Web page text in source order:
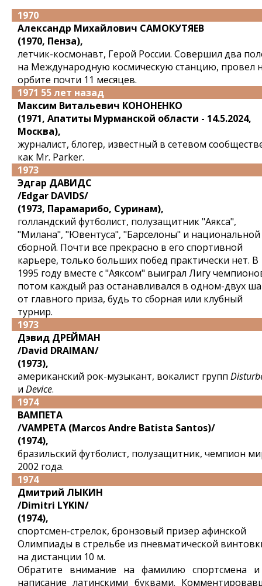
1970
Александр Михайлович САМОКУТЯЕВ
(1970, Пенза),
летчик-космонавт, Герой России. Совершил два
на Международную космическую станцию, провел
орбите почти 11 месяцев.
1971 55 лет назад
Максим Витальевич КОНОНЕНКО
(1971, Апатиты Мурманской области - 14.5.2024,
Москва),
журналист, блогер, известный в сетевом
как Mr. Parker.
1973
Эдгар ДАВИДС
/Edgar DAVIDS/
(1973, Парамарибо, Суринам),
голландский футболист, полузащитник "Аякса",
"Милана", "Ювентуса", "Барселоны" и национальной
сборной. Почти все прекрасно в его спортивной
карьере, только больших побед практически нет. В
1995 году вместе с "Аяксом" выиграл Лигу
потом каждый раз останавливался в одном-двух
от главного приза, будь то сборная или клубный
турнир.
1973
Дэвид ДРЕЙМАН
/David DRAIMAN/
(1973),
американский рок-музыкант, вокалист групп
и Device.
1974
ВАМПЕТА
/VAMPETA (Marcos Andre Batista Santos)/
(1974),
бразильский футболист, полузащитник, чемпион
2002 года.
1974
Дмитрий ЛЫКИН
/Dimitri LYKIN/
(1974),
спортсмен-стрелок, бронзовый призер афинской
Олимпиады в стрельбе из пневматической
на дистанции 10 м.
Обратите внимание на фамилию спортсмена
написание латинскими буквами.